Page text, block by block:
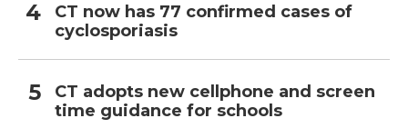
CT now has 77 confirmed cases of
cyclosporiasis
CT adopts new cellphone and screen
time guidance for schools